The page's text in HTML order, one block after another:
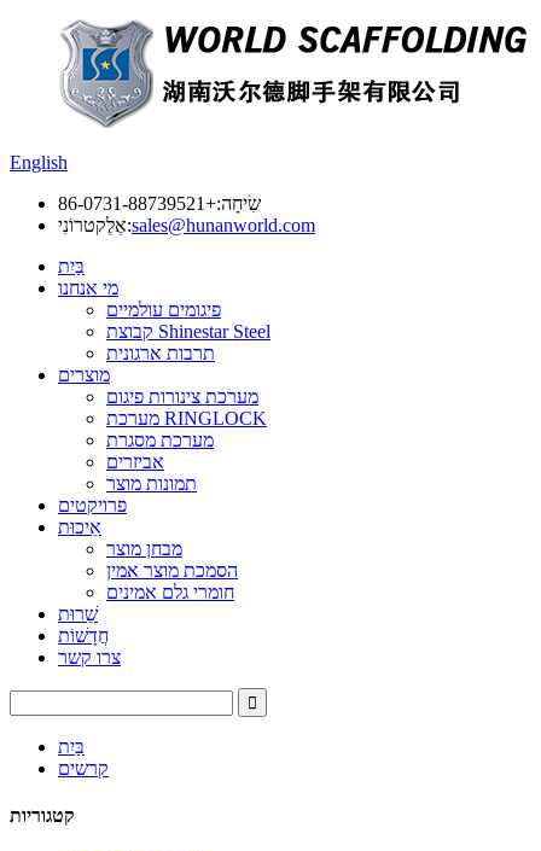
English
שִׂיחָה:+86-0731-88739521
אֶלֶקטרוֹנִי:sales@hunanworld.com
בַּיִת
מי אנחנו
פיגומים עולמיים
קבוצת Shinestar Steel
תרבות ארגונית
מוצרים
מערכת צינורות פיגום
מערכת RINGLOCK
מערכת מסגרת
אביזרים
תמונות מוצר
פרויקטים
אֵיכוּת
מבחן מוצר
הסמכת מוצר אמין
חומרי גלם אמינים
שֵׁרוּת
חֲדָשׁוֹת
צרו קשר
בַּיִת
קרשים
קטגוריות